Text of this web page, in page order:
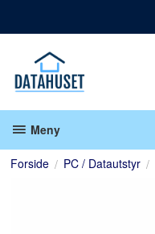
Meny
Forside PC / Datautstyr